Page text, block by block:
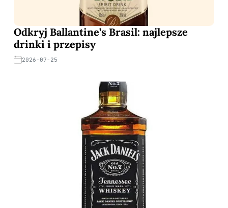
Odkryj Ballantine’s Brasil: najlepsze
drinki i przepisy
2026-07-25